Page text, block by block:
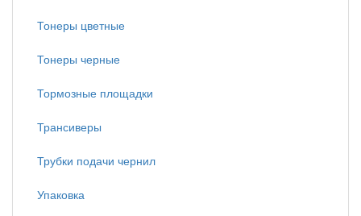
Тонеры цветные
Тонеры черные
Тормозные площадки
Трансиверы
Трубки подачи чернил
Упаковка